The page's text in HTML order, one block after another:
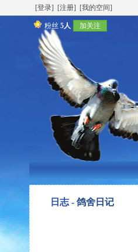
[登录] [注册] [我的空间]
粉丝 5人 加关注
日志 - 鸽舍日记